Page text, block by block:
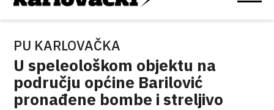
PU KARLOVAČKA
U speleološkom objektu na
području općine Barilović
pronađene bombe i streljivo